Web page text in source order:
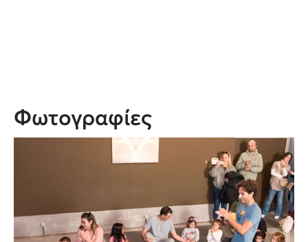
Φωτογραφίες